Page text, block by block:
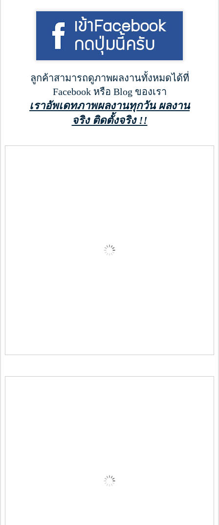
ลูกค้าสามารถดูภาพผลงานทั้งหมดได้ที่
Facebook หรือ Blog ของเรา
เราอัพเดทภาพผลงานทุกวัน ผลงาน
จริง ติดตั้งจริง !!